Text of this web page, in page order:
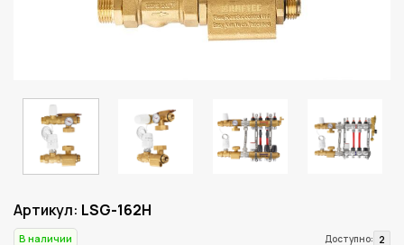
В наличии Доступно: 2
Артикул: LSG-162H